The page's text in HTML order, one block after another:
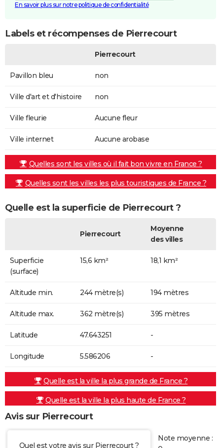
En savoir plus sur notre politique de confidentialité
Labels et récompenses de Pierrecourt
Pierrecourt
Pavillon bleu non
Ville d'art et d'histoire non
Ville fleurie Aucune fleur
Ville internet Aucune arobase
Quelles sont les villes où il fait bon vivre en France ?
Quelles sont les villes les plus touristiques de France ?
Quelle est la superficie de Pierrecourt ?
Pierrecourt
Moyenne
des villes
Superficie
(surface)
15,6 km² 18,1 km²
Altitude min. 244 mètre(s) 194 mètres
Altitude max. 362 mètre(s) 395 mètres
Latitude 47.643251 -
Longitude 5.586206 -
Quelle est la ville la plus grande de France ?
Quelle est la ville la plus haute de France ?
Avis sur Pierrecourt
Quel est votre avis sur Pierrecourt ?
Note moyenne :